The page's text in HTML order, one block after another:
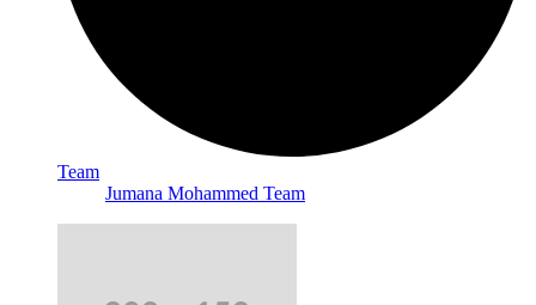
Team
Jumana Mohammed Team